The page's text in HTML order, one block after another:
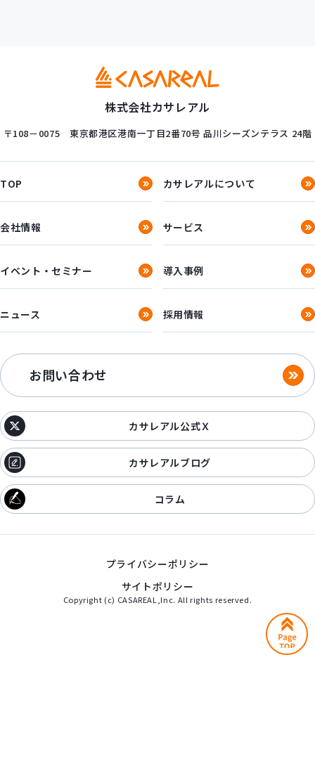
株式会社カサレアル
〒108－0075 東京都港区港南一丁目2番70号 品川シーズンテラス 24階
TOP カサレアルについて
会社情報 サービス
イベント・セミナー 導入事例
ニュース 採用情報
お問い合わせ
カサレアル公式Ｘ
カサレアルブログ
コラム
プライバシーポリシー
サイトポリシー
Copyright (c) CASAREAL,Inc. All rights reserved.